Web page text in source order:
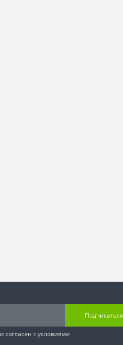
Подписаться
и согласен с условиями